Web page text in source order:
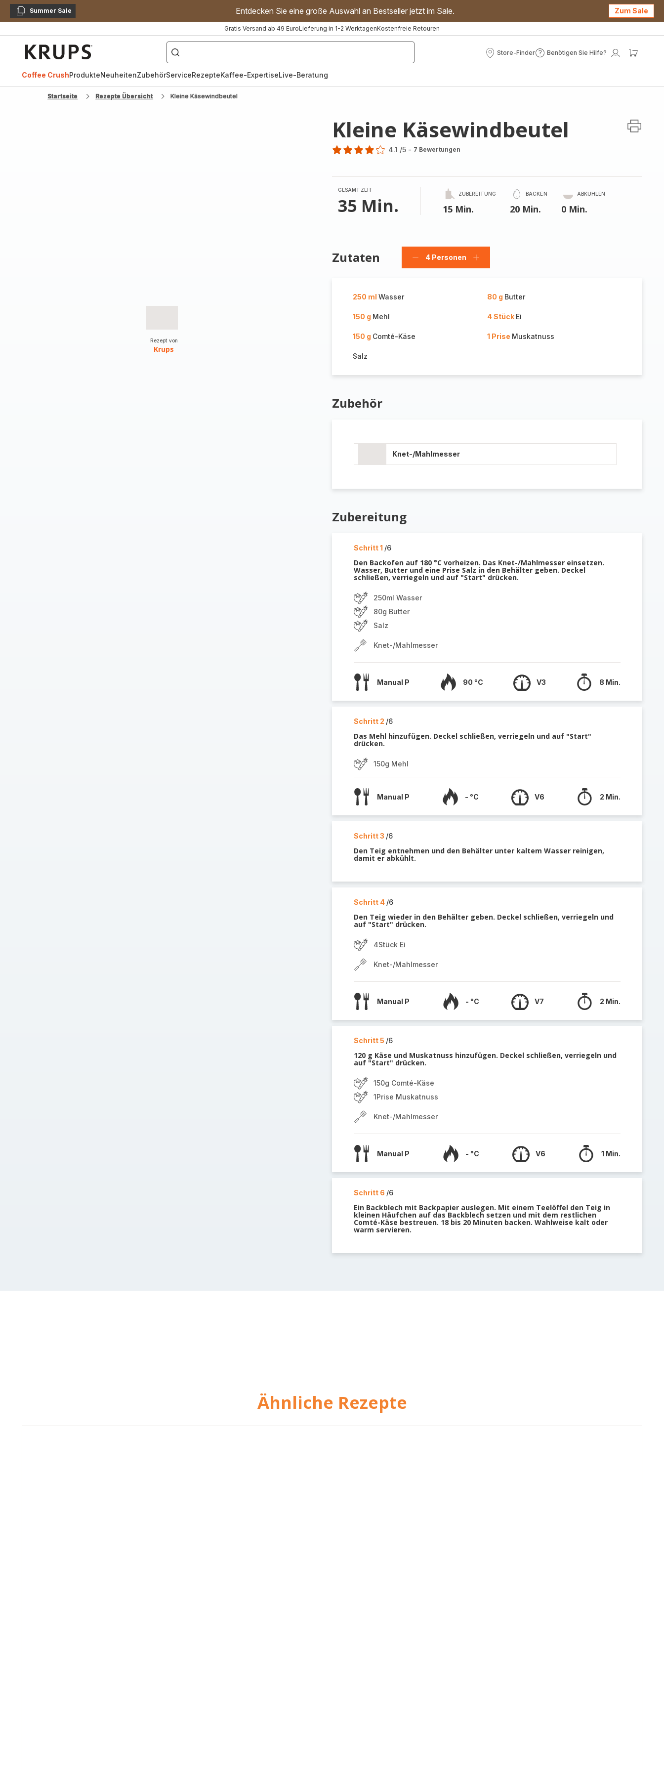
KopierenSummer Sale Entdecken Sie eine große Auswahl an Bestseller jetzt im Sale. Zum Sale
Gratis Versand ab 49 EuroLieferung in 1-2 WerktagenKostenfreie Retouren
["Kaffeevollautomat","Handmixer","Waffeleisen"]
Store-Finder
Store-
Benötigen Sie Hilfe?
Benötigen
Mein
Coffee CrushProdukteNeuheitenZubehörServiceRezepteKaffee-ExpertiseLive-Beratung
Startseite Rezepte Übersicht Kleine Käsewindbeutel
Rezept von
Krups
Kleine Käsewindbeutel
4.1 /5 - 7 Bewertungen
GESAMTZEIT
35 Min.
ZUBEREITUNG
15 Min.
BACKEN
20 Min.
ABKÜHLEN
0 Min.
Zutaten
Personen
4 Personen
Personen
250 ml Wasser 80 g Butter
150 g Mehl 4 Stück Ei
150 g Comté-Käse 1 Prise Muskatnuss
Salz
Zubehör
Knet-/Mahlmesser
Zubereitung
Schritt 1 /6
Den Backofen auf 180 °C vorheizen. Das Knet-/Mahlmesser einsetzen.
Wasser, Butter und eine Prise Salz in den Behälter geben. Deckel
schließen, verriegeln und auf "Start" drücken.
250ml Wasser
80g Butter
Salz
Knet-/Mahlmesser
Manual P 90 °C V3 8 Min.
Schritt 2 /6
Das Mehl hinzufügen. Deckel schließen, verriegeln und auf "Start"
drücken.
150g Mehl
Manual P - °C V6 2 Min.
Schritt 3 /6
Den Teig entnehmen und den Behälter unter kaltem Wasser reinigen,
damit er abkühlt.
Schritt 4 /6
Den Teig wieder in den Behälter geben. Deckel schließen, verriegeln und
auf "Start" drücken.
4Stück Ei
Knet-/Mahlmesser
Manual P - °C V7 2 Min.
Schritt 5 /6
120 g Käse und Muskatnuss hinzufügen. Deckel schließen, verriegeln und
auf "Start" drücken.
150g Comté-Käse
1Prise Muskatnuss
Knet-/Mahlmesser
Manual P - °C V6 1 Min.
Schritt 6 /6
Ein Backblech mit Backpapier auslegen. Mit einem Teelöffel den Teig in
kleinen Häufchen auf das Backblech setzen und mit dem restlichen
Comté-Käse bestreuen. 18 bis 20 Minuten backen. Wahlweise kalt oder
warm servieren.
Ähnliche Rezepte